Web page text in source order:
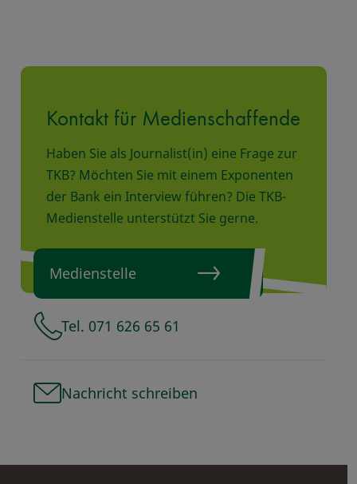
Kontakt für Medienschaffende
Haben Sie als Journalist(in) eine Frage zur
TKB? Möchten Sie mit einem Exponenten
der Bank ein Interview führen? Die TKB-
Medienstelle unterstützt Sie gerne.
Medienstelle
Tel. 071 626 65 61
Nachricht schreiben